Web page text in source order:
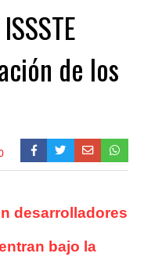
de los
desarrolladores
bajo la